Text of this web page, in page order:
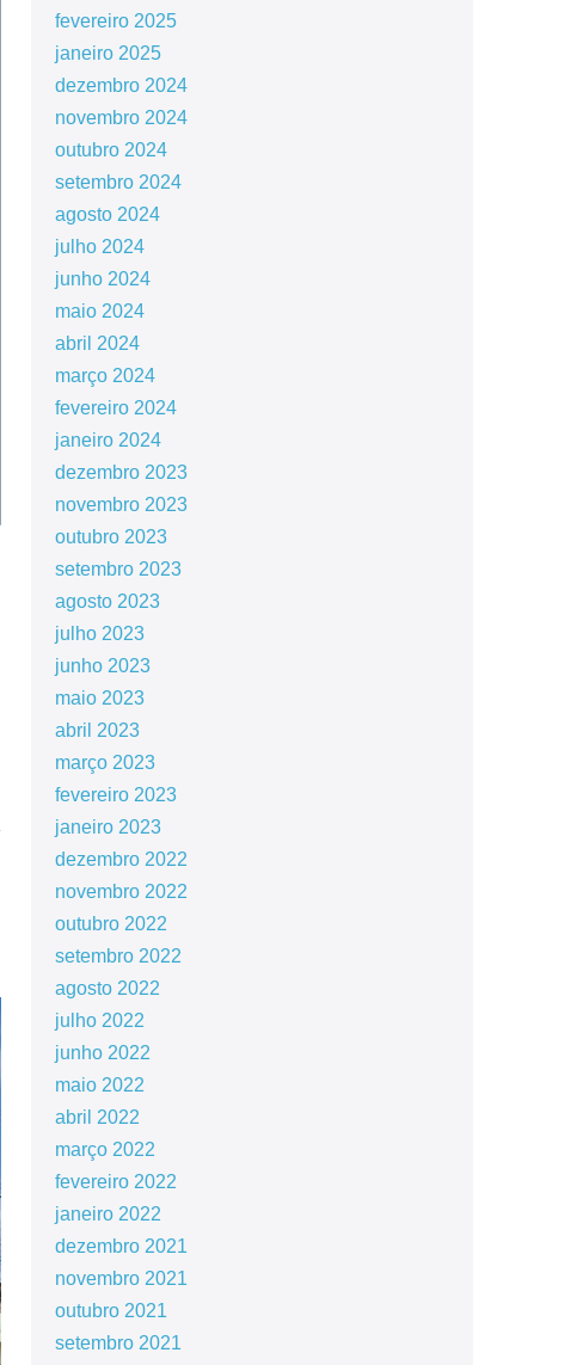
fevereiro 2025
janeiro 2025
dezembro 2024
novembro 2024
outubro 2024
setembro 2024
agosto 2024
julho 2024
junho 2024
maio 2024
abril 2024
março 2024
fevereiro 2024
janeiro 2024
dezembro 2023
novembro 2023
outubro 2023
setembro 2023
agosto 2023
julho 2023
junho 2023
maio 2023
abril 2023
março 2023
fevereiro 2023
janeiro 2023
dezembro 2022
novembro 2022
outubro 2022
setembro 2022
agosto 2022
julho 2022
junho 2022
maio 2022
abril 2022
março 2022
fevereiro 2022
janeiro 2022
dezembro 2021
novembro 2021
outubro 2021
setembro 2021